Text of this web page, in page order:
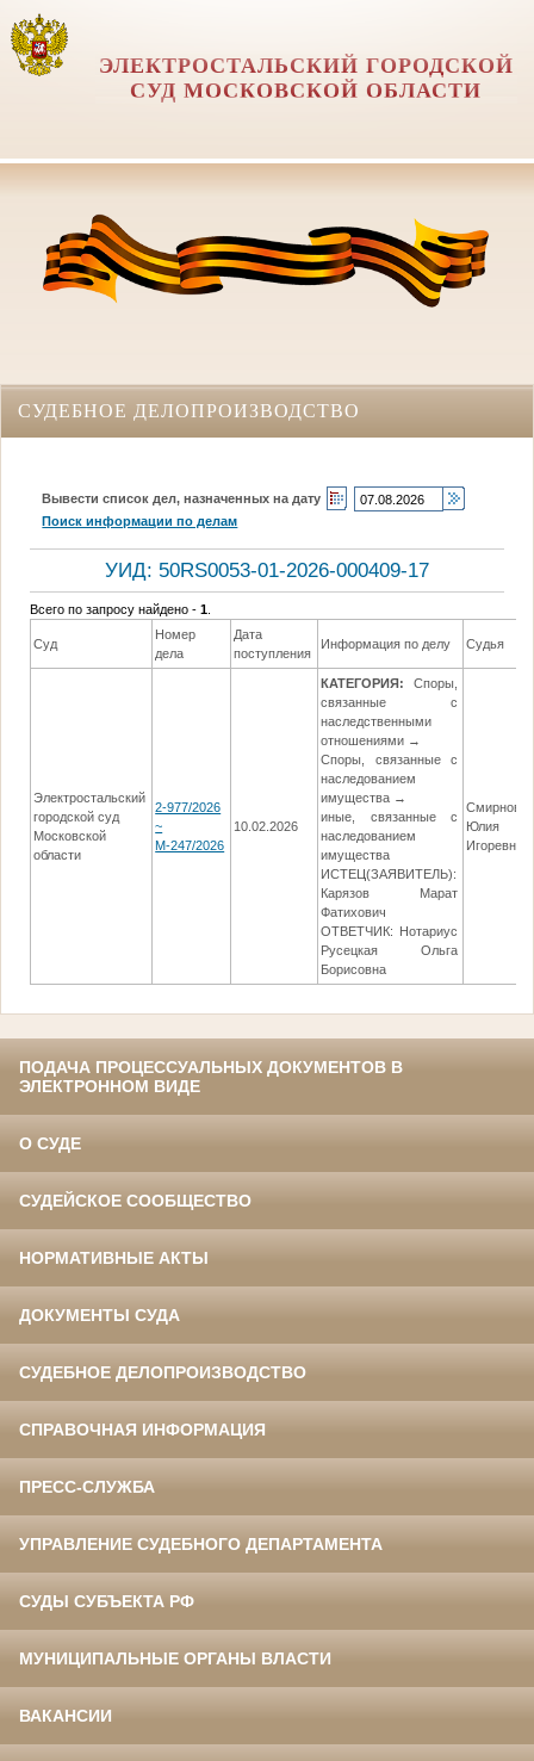
ЭЛЕКТРОСТАЛЬСКИЙ ГОРОДСКОЙ
СУД МОСКОВСКОЙ ОБЛАСТИ
СУДЕБНОЕ ДЕЛОПРОИЗВОДСТВО
Вывести список дел, назначенных на дату
Поиск информации по делам
УИД: 50RS0053-01-2026-000409-17
Всего по запросу найдено -1
Суд
Номер
дела
Дата
поступления
Информация по делу Судья
Электростальский
городской суд
Московской
области
2-977/2026
~
М-247/2026
10.02.2026
КАТЕГОРИЯ:
Споры,
связанные с
наследственными
отношениями →
Споры, связанные с
наследованием
имущества →
иные, связанные с
наследованием
имущества
ИСТЕЦ(ЗАЯВИТЕЛЬ):
Карязов Марат
Фатихович
ОТВЕТЧИК: Нотариус
Русецкая Ольга
Борисовна
Смирнова
Юлия
Игоревна
ПОДАЧА ПРОЦЕССУАЛЬНЫХ ДОКУМЕНТОВ В
ЭЛЕКТРОННОМ ВИДЕ
О СУДЕ
СУДЕЙСКОЕ СООБЩЕСТВО
НОРМАТИВНЫЕ АКТЫ
ДОКУМЕНТЫ СУДА
СУДЕБНОЕ ДЕЛОПРОИЗВОДСТВО
СПРАВОЧНАЯ ИНФОРМАЦИЯ
ПРЕСС-СЛУЖБА
УПРАВЛЕНИЕ СУДЕБНОГО ДЕПАРТАМЕНТА
СУДЫ СУБЪЕКТА РФ
МУНИЦИПАЛЬНЫЕ ОРГАНЫ ВЛАСТИ
ВАКАНСИИ